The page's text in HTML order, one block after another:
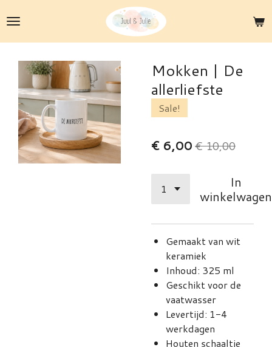
direct
naar
hoofdinhoud
Mokken | De
allerliefste
Sale!
€ 6,00€ 10,00
In
winkelwagen
Gemaakt van wit
keramiek
Inhoud: 325 ml
Geschikt voor de
vaatwasser
Levertijd: 1-4
werkdagen
Houten schaaltje